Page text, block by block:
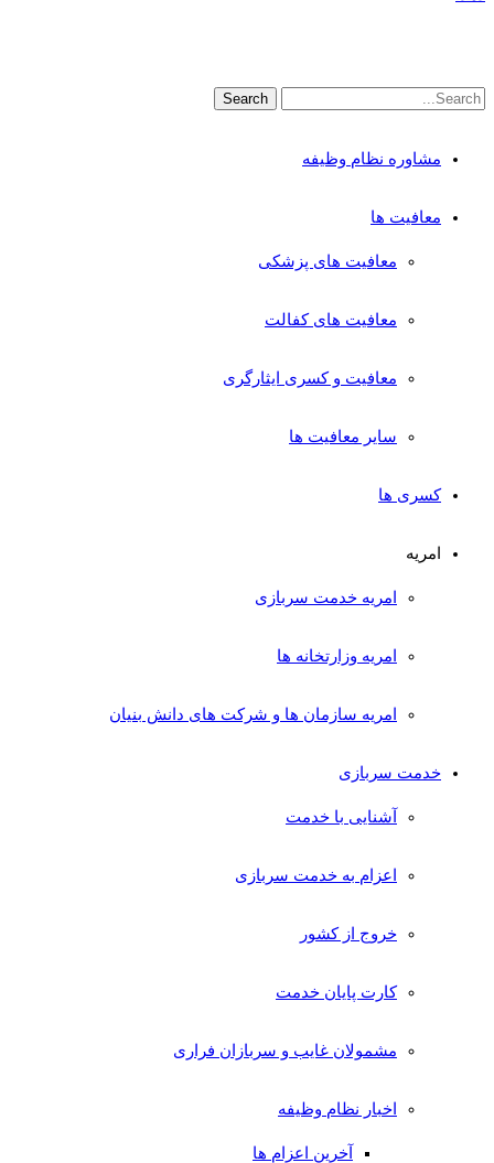
مشاوره نظام وظیفه
معافیت ها
معافیت های پزشکی
معافیت های کفالت
معافیت و کسری ایثارگری
سایر معافیت ها
کسری ها
امریه
امریه خدمت سربازی
امریه وزارتخانه ها
امریه سازمان ها و شرکت های دانش بنیان
خدمت سربازی
آشنایی با خدمت
اعزام به خدمت سربازی
خروج از کشور
کارت پایان خدمت
مشمولان غایب و سربازان فراری
اخبار نظام وظیفه
آخرین اعزام ها